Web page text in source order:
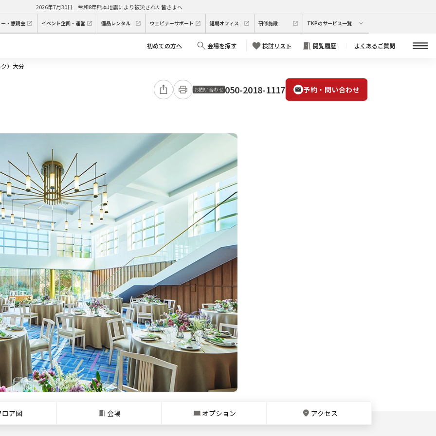
2026年7月30日 令和8年熊本地震により被災された皆さまへ
・懇親会 イベント企画・運営 備品レンタル ウェビナーサポート 短期オフィス 研修施設 TKPのサービス一覧
初めての方へ 会場を探す 検討リスト 閲覧履歴 よくあるご質問
）大分
お問い合わせ 050-2018-1117 予約・問い合わせ
ロア図 会場 オプション アクセス